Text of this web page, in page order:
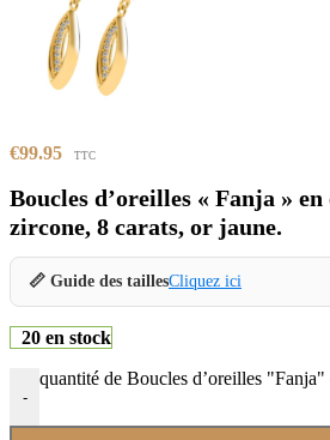
€99.95 TTC
Boucles d’oreilles « Fanja »
zircone, 8 carats, or jaune.
📏 Guide des taillesCliquez ici
20 en stock
-
quantité de Boucles d’oreilles